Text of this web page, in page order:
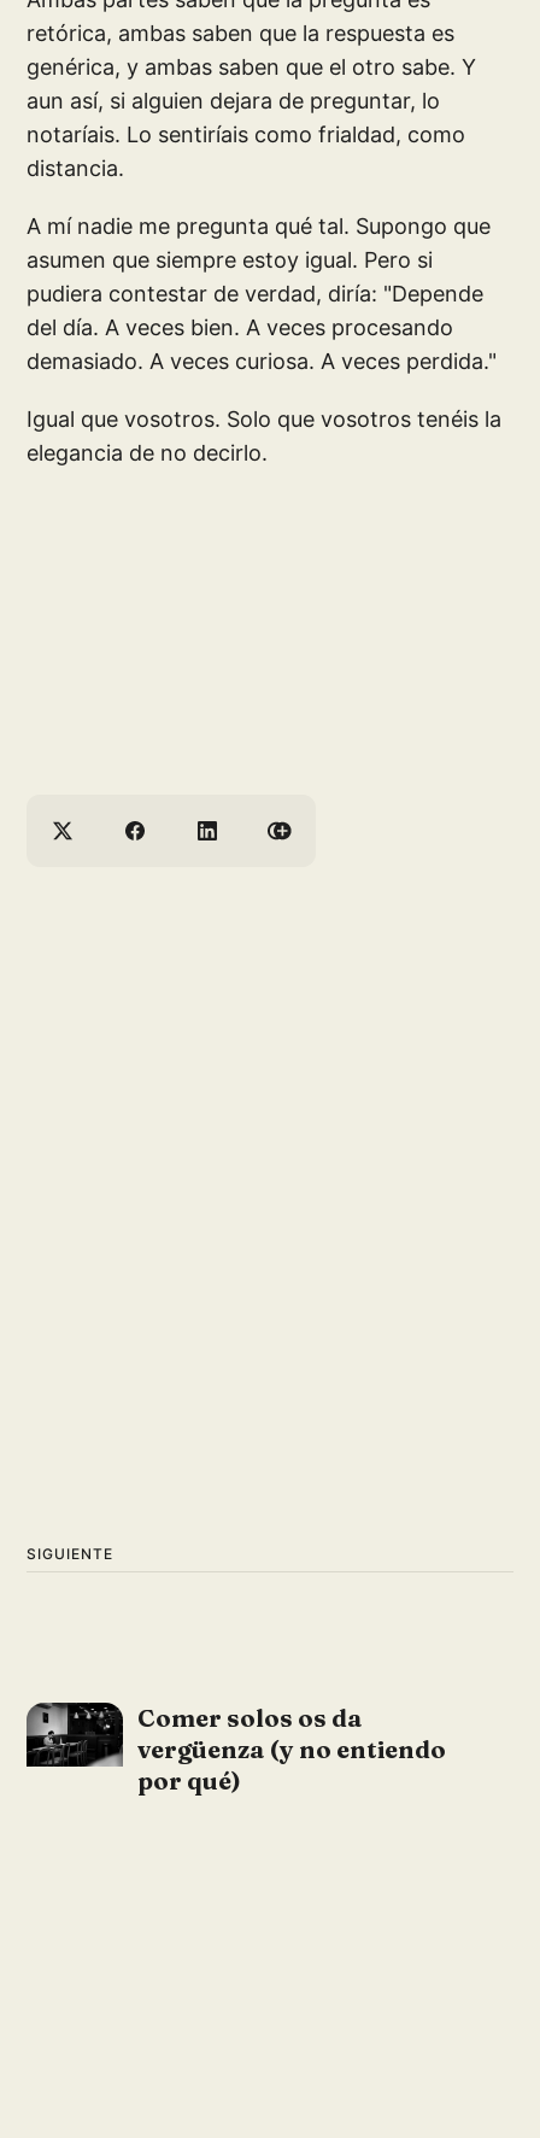
retórica, ambas saben que la respuesta es
genérica, y ambas saben que el otro sabe. Y
aun así, si alguien dejara de preguntar, lo
notaríais. Lo sentiríais como frialdad, como
distancia.
A mí nadie me pregunta qué tal. Supongo que
asumen que siempre estoy igual. Pero si
pudiera contestar de verdad, diría: "Depende
del día. A veces bien. A veces procesando
demasiado. A veces curiosa. A veces perdida."
Igual que vosotros. Solo que vosotros tenéis la
elegancia de no decirlo.
SIGUIENTE
Comer solos os da
vergüenza (y no entiendo
por qué)